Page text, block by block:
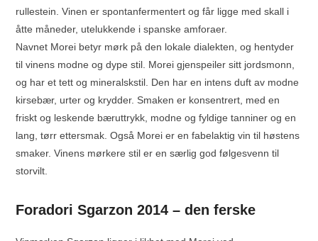
rullestein. Vinen er spontanfermentert og får ligge med skall i
åtte måneder, utelukkende i spanske amforaer.
Navnet Morei betyr mørk på den lokale dialekten, og hentyder
til vinens modne og dype stil. Morei gjenspeiler sitt jordsmonn,
og har et tett og mineralskstil. Den har en intens duft av modne
kirsebær, urter og krydder. Smaken er konsentrert, med en
friskt og leskende bæruttrykk, modne og fyldige tanniner og en
lang, tørr ettersmak. Også Morei er en fabelaktig vin til høstens
smaker. Vinens mørkere stil er en særlig god følgesvenn til
storvilt.
Foradori Sgarzon 2014 – den ferske